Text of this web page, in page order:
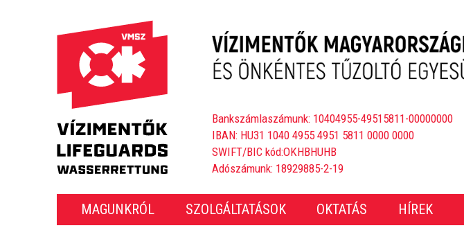
Bankszámlaszámunk: 10404955-49515811-00000000
IBAN: HU31 1040 4955 4951 5811 0000 0000
SWIFT/BIC kód:OKHBHUHB
Adószámunk: 18929885-2-19
MAGUNKRÓL SZOLGÁLTATÁSOK OKTATÁS HÍREK